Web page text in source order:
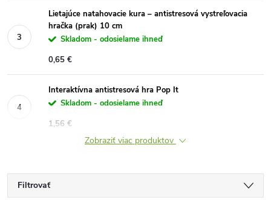
Lietajúce natahovacie kura – antistresová vystreľovacia
hračka (prak) 10 cm
Skladom - odosielame ihneď
0,65 €
Interaktívna antistresová hra Pop It
Skladom - odosielame ihneď
1,56 €
Zobraziť viac produktov
Filtrovať